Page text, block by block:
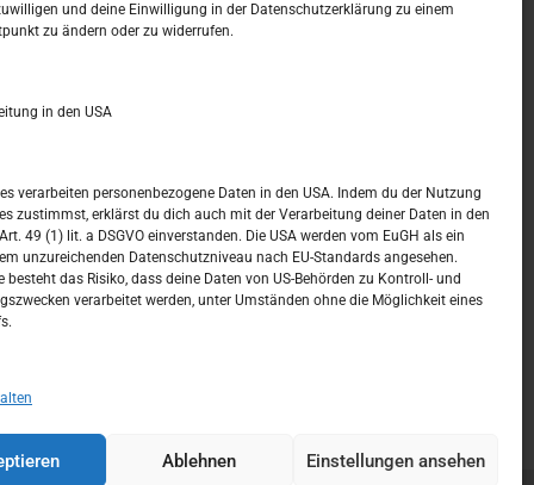
und deine Einwilligung in der Datenschutzerklärung zu einem
zu ändern oder zu widerrufen.
in den USA
verarbeiten personenbezogene Daten in den USA. Indem du der Nutzung
zustimmst, erklärst du dich auch mit der Verarbeitung deiner Daten in den
49 (1) lit. a DSGVO einverstanden. Die USA werden vom EuGH als ein
unzureichenden Datenschutzniveau nach EU-Standards angesehen.
besteht das Risiko, dass deine Daten von US-Behörden zu Kontroll- und
verarbeitet werden, unter Umständen ohne die Möglichkeit eines
Ablehnen Einstellungen ansehen
9 10 11 12 13 14 15
16 17 18 19 20 21
23 24 25 26 27 28 29